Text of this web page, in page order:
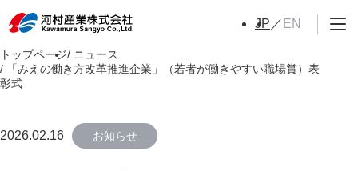
JP EN
トップページ
ニュース
「みえの働き方改革推進企業」（若者が働きやすい職場賞）表
彰式
2026.02.16 お知らせ